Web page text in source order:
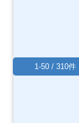
1-50 / 310件